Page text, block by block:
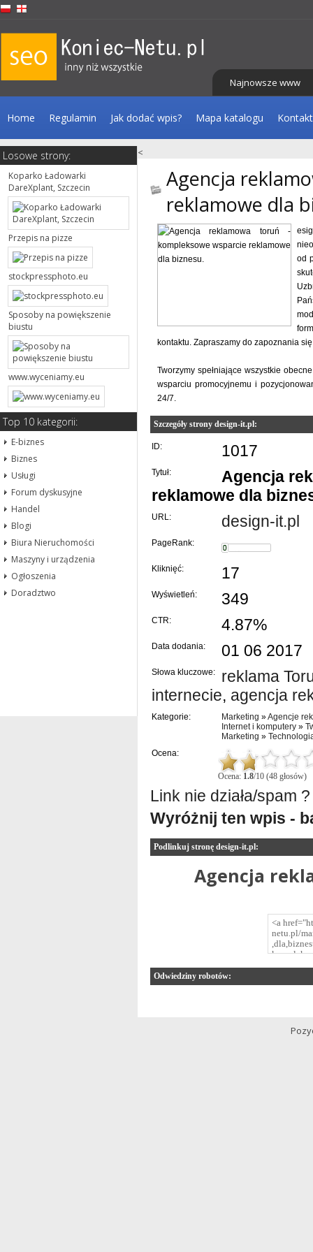
Najnowsze www
Home Regulamin Jak dodać wpis? Mapa katalogu Kontakt
<
Losowe strony:
Koparko Ładowarki
DareXplant, Szczecin
Przepis na pizze
stockpressphoto.eu
Sposoby na powiększenie
biustu
www.wyceniamy.eu
Top 10 kategorii:
E-biznes
Biznes
Usługi
Forum dyskusyjne
Handel
Blogi
Biura Nieruchomości
Maszyny i urządzenia
Ogłoszenia
Doradztwo
Agencja
reklamowe dla
od
kontaktu. Zapraszamy do zapoznania
Tworzymy spełniające wszystkie
wsparciu promocyjnemu i
24/7.
Szczegóły strony design-it.pl:
ID: 1017
Tytuł:
Agencja
reklamowe dla
URL: design-it.pl
PageRank:
Kliknięć: 17
Wyświetleń: 349
CTR: 4.87%
Data dodania: 01 06 2017
Słowa kluczowe:
reklama
internecie, agencja
Kategorie: Marketing »Agencje
Internet i komputery »
Marketing »
Ocena:
Ocena: 1.8/10 (48 głosów)
Link nie działa/spam ?
Wyróżnij ten wpis -
Podlinkuj stronę design-it.pl:
Agencja
Odwiedziny robotów: